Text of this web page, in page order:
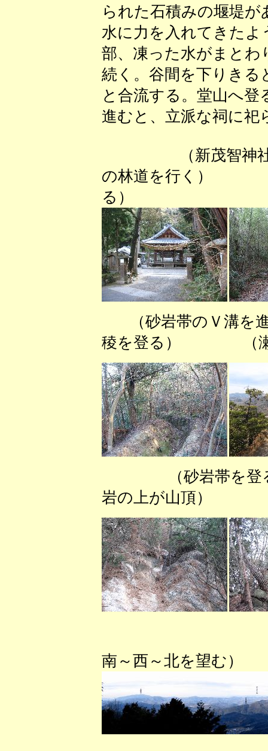
られた石積みの堰堤
水に力を入れてきたよ
部、凍った水がまとわ
続く。谷間を下りきる
と合流する。堂山へ
進むと、立派な祠に祀
（新茂智
の林道を行く）
る）
（砂岩帯のＶ溝
稜を登る） （瀬田
（砂岩帯を
岩の上が山頂） （
南～西～北を望む）